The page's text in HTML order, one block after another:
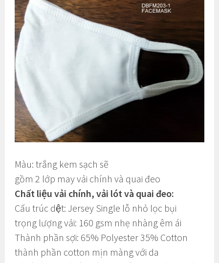
Màu: trắng kem sạch sẽ
gồm 2 lớp may vải chính và quai đeo
Chất liệu vải chính, vải lót và quai đeo:
Cấu trúc dệt: Jersey Single lỗ nhỏ lọc bụi
trọng lượng vải: 160 gsm nhẹ nhàng êm ái
Thành phần sợi: 65% Polyester 35% Cotton
thành phần cotton mịn màng với da